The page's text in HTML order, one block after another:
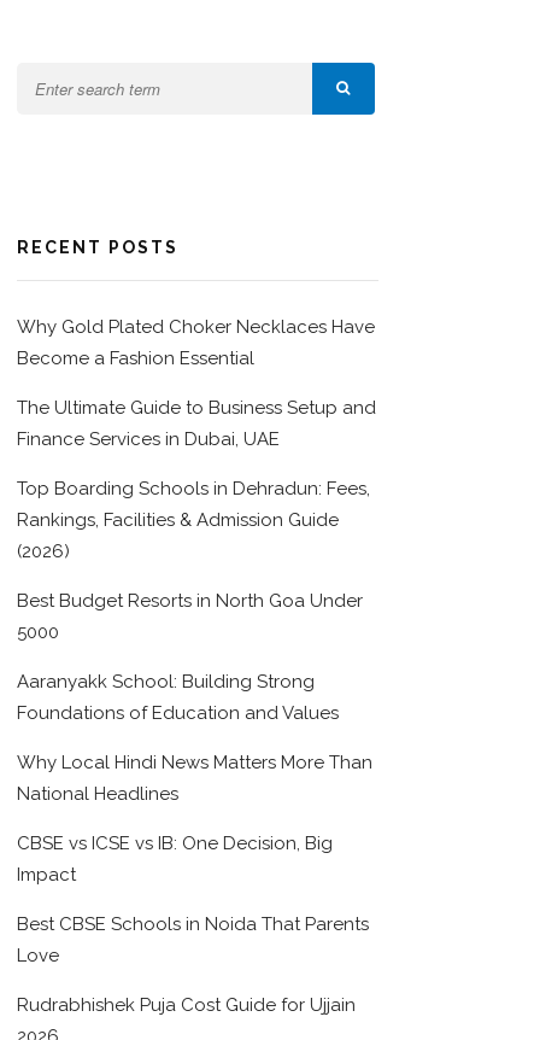
RECENT POSTS
Why Gold Plated Choker Necklaces Have
Become a Fashion Essential
The Ultimate Guide to Business Setup and
Finance Services in Dubai, UAE
Top Boarding Schools in Dehradun: Fees,
Rankings, Facilities & Admission Guide
(2026)
Best Budget Resorts in North Goa Under
5000
Aaranyakk School: Building Strong
Foundations of Education and Values
Why Local Hindi News Matters More Than
National Headlines
CBSE vs ICSE vs IB: One Decision, Big
Impact
Best CBSE Schools in Noida That Parents
Love
Rudrabhishek Puja Cost Guide for Ujjain